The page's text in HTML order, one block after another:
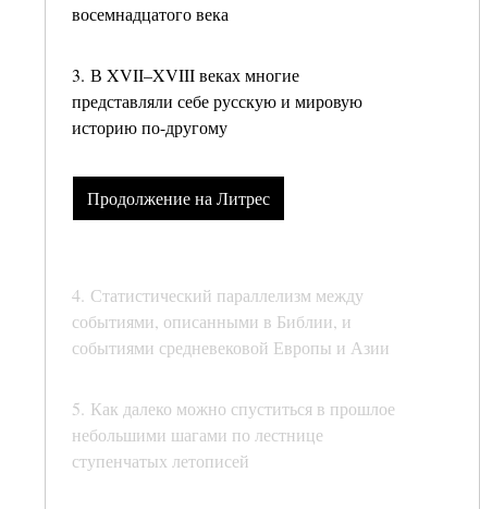
восемнадцатого века
3. В XVII–XVIII веках многие
представляли себе русскую и мировую
историю по-другому
Продолжение на Литрес
4. Статистический параллелизм между
событиями, описанными в Библии, и
событиями средневековой Европы и Азии
5. Как далеко можно спуститься в прошлое
небольшими шагами по лестнице
ступенчатых летописей